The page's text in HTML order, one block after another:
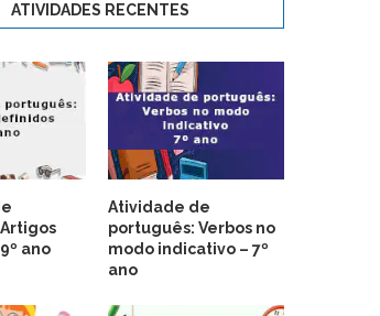
ATIVIDADES RECENTES
ano
Atividade de
português: Verbos no
modo indicativo – 7º
ano